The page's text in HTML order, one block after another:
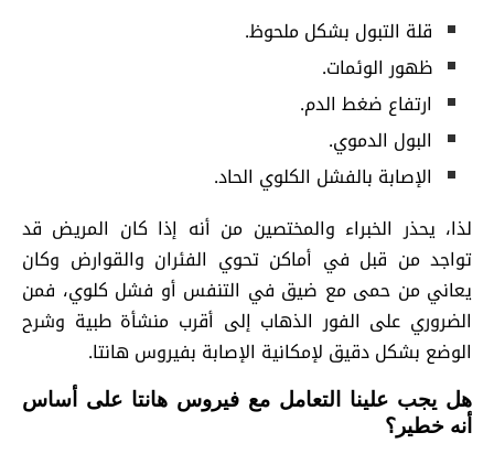
قلة التبول بشكل ملحوظ.
ظهور الوئمات.
ارتفاع ضغط الدم.
البول الدموي.
الإصابة بالفشل الكلوي الحاد.
لذا، يحذر الخبراء والمختصين من أنه إذا كان المريض قد
تواجد من قبل في أماكن تحوي الفئران والقوارض وكان
يعاني من حمى مع ضيق في التنفس أو فشل كلوي، فمن
الضروري على الفور الذهاب إلى أقرب منشأة طبية وشرح
الوضع بشكل دقيق لإمكانية الإصابة بفيروس هانتا.
هل يجب علينا التعامل مع فيروس هانتا على أساس
أنه خطير؟